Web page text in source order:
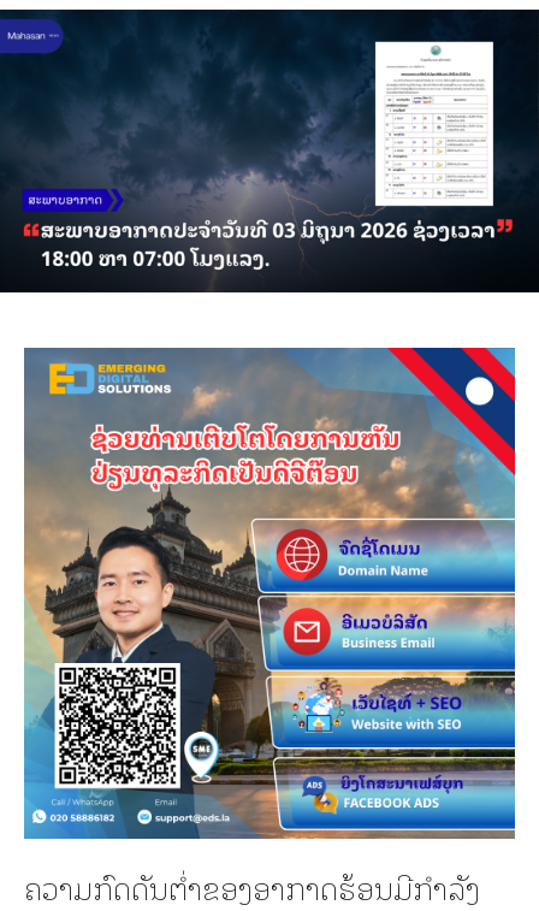
ຄວາມກົດດັນຕໍ່າຂອງອາກາດຮ້ອນມີກໍາລັງ